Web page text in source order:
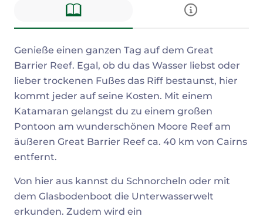
Beschreibung
Genieße einen ganzen Tag auf dem Great
Barrier Reef. Egal, ob du das Wasser liebst oder
lieber trockenen Fußes das Riff bestaunst, hier
kommt jeder auf seine Kosten. Mit einem
Katamaran gelangst du zu einem großen
Pontoon am wunderschönen Moore Reef am
äußeren Great Barrier Reef ca. 40 km von Cairns
entfernt.
Von hier aus kannst du Schnorcheln oder mit
dem Glasbodenboot die Unterwasserwelt
erkunden. Zudem wird ein